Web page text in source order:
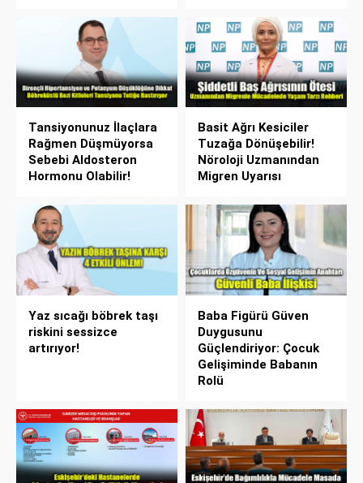
Tansiyonunuz İlaçlara
Rağmen Düşmüyorsa
Sebebi Aldosteron
Hormonu Olabilir!
Basit Ağrı Kesiciler
Tuzağa Dönüşebilir!
Nöroloji Uzmanından
Migren Uyarısı
Yaz sıcağı böbrek taşı
riskini sessizce
artırıyor!
Baba Figürü Güven
Duygusunu
Güçlendiriyor: Çocuk
Gelişiminde Babanın
Rolü